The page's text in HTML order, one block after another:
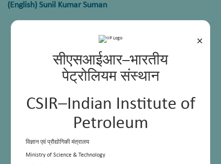
×
सीएसआईआर–भारतीय
पेट्रोलियम संस्थान
CSIR–Indian Institute of
Petroleum
विज्ञान एवं प्रौद्योगिकी मंत्रालय
Ministry of Science & Technology
(English) Sunil Kumar Suman